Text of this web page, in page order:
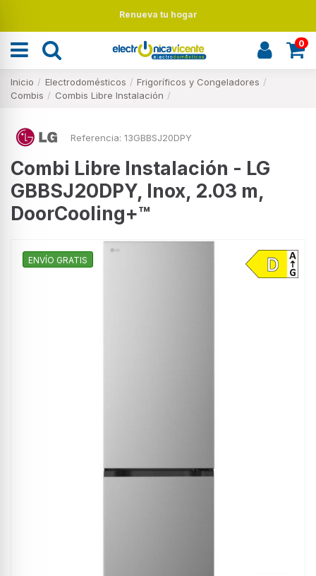
miles de electrodomésticos
0
Inicio Electrodomésticos
Frigoríficos y Congeladores
Combis
Combis Libre Instalación
Referencia: 13GBBSJ20DPY
Combi Libre Instalación - LG
GBBSJ20DPY, Inox, 2.03 m,
DoorCooling+™
ENVÍO GRATIS